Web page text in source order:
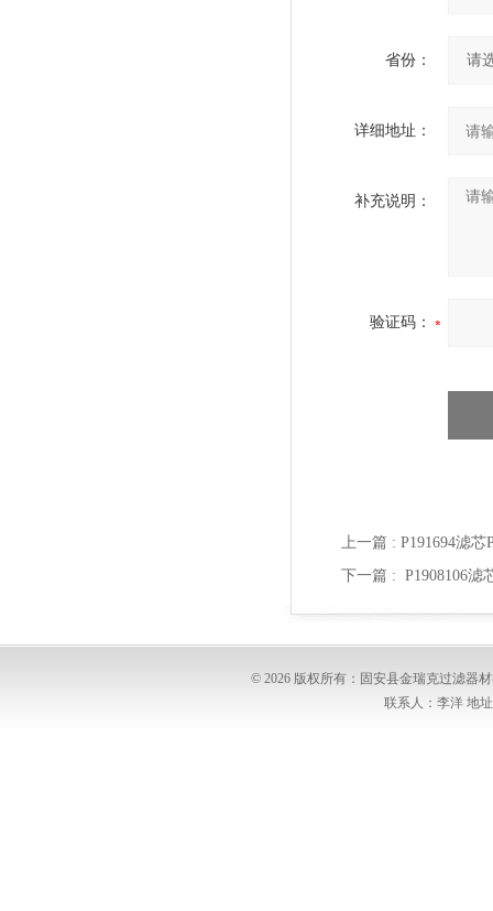
省份：
详细地址：
补充说明：
验证码：
上一篇 : P191694滤
下一篇 : P1908106滤
© 2026 版权所有：固安县金瑞克过滤器
联系人：李洋 地